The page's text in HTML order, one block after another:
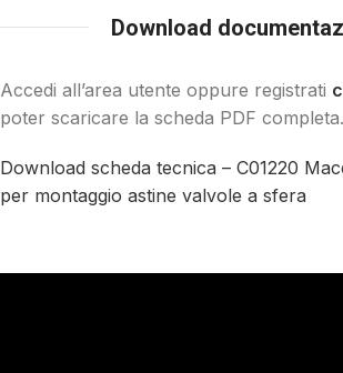
Download
Accedi all’area utente oppure registrati
poter scaricare la scheda PDF completa.
Download scheda tecnica – C01220
per montaggio astine valvole a sfera